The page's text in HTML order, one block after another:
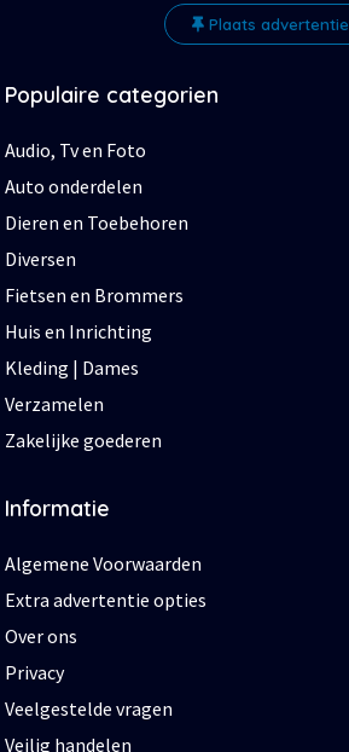
Plaats advertentie
Populaire categorien
Audio, Tv en Foto
Auto onderdelen
Dieren en Toebehoren
Diversen
Fietsen en Brommers
Huis en Inrichting
Kleding | Dames
Verzamelen
Zakelijke goederen
Informatie
Algemene Voorwaarden
Extra advertentie opties
Over ons
Privacy
Veelgestelde vragen
Veilig handelen